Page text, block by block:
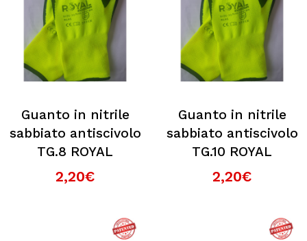
Guanto in nitrile
sabbiato antiscivolo
TG.8 ROYAL
2,20€
Guanto in nitrile
sabbiato antiscivolo
TG.10 ROYAL
2,20€